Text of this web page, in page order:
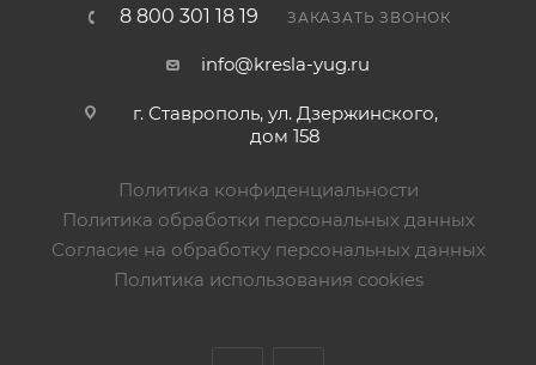
8 800 301 18 19 ЗАКАЗАТЬ ЗВОНОК
info@kresla-yug.ru
г. Ставрополь​, ул. Дзержинского,
дом 158
Политика конфиденциальности
Политика обработки персональных данных
Согласие на обработку персональных данных
Политика использования cookies